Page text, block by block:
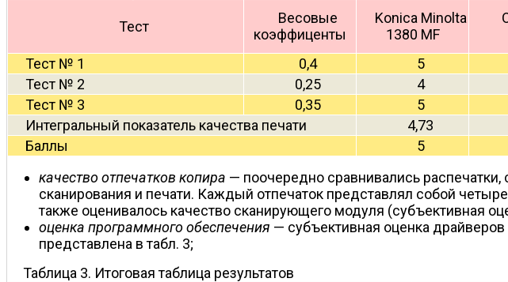
Тест
Весовые
коэффиценты
Konica Minolta
1380 MF
Тест № 1
0,4 5
Тест № 2
0,25 4
Тест № 3
0,35 5
Интегральный показатель качества печати
4,73
Баллы
5
качество отпечатков копира — поочередно сравнивались
сканирования и печати. Каждый отпечаток представлял собой
также оценивалось качество сканирующего модуля (субъективная
оценка программного обеспечения — субъективная оценка
представлена в табл. 3;
Таблица 3. Итоговая таблица результатов